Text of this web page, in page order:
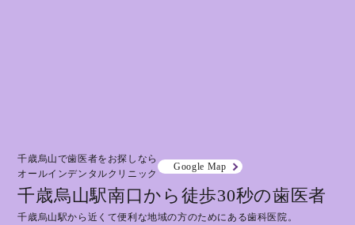
千歳烏山で歯医者をお探しなら
オールインデンタルクリニック
Google Map
千歳烏山駅南口から徒歩30秒の歯医者
千歳烏山駅から近くて便利な地域の方のためにある歯科医院。